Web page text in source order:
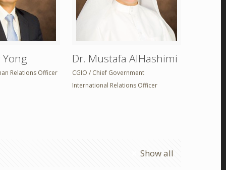
Yong
Relations Officer
Dr. Mustafa AlHashimi
CGIO / Chief Government
International Relations Officer
Show all